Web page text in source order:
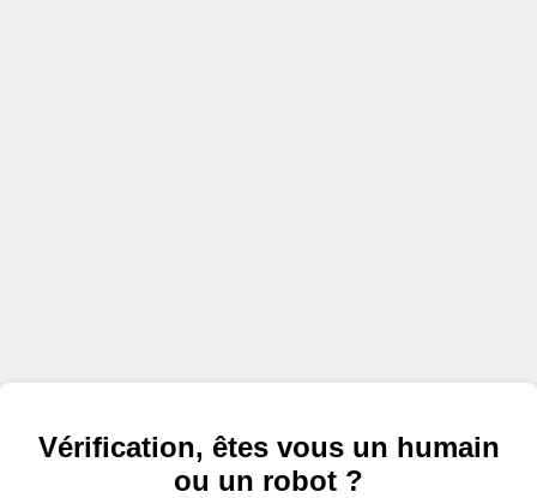
Vérification, êtes vous un humain
ou un robot ?